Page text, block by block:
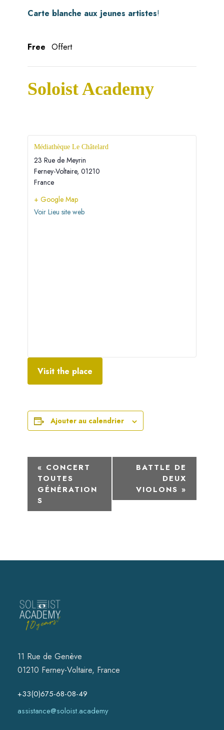
Carte blanche aux jeunes artistes!
Free Offert
Soloist Academy
Médiathèque Le Châtelard
23 Rue de Meyrin
Ferney-Voltaire, 01210
France
+ Google Map
Voir Lieu site web
Visit the place
Ajouter au calendrier
N
v
t
i
n
v
« CONCERT
TOUTES
GÉNÉRATION
S
BATTLE DE
DEUX
VIOLONS »
11 Rue de Genève
01210 Ferney-Voltaire, France
+33(0)675-68-08-49
assistance@soloist.academy